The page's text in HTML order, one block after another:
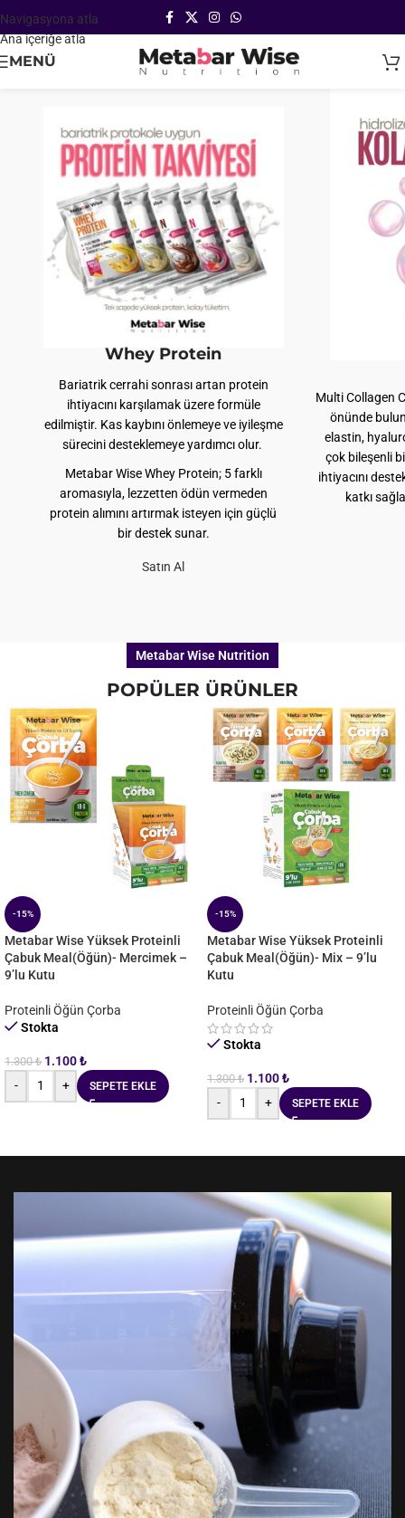
Navigasyona atla
Ana içeriğe atla
MENÜ
Whey Protein
Bariatrik cerrahi sonrası artan protein
ihtiyacını karşılamak üzere formüle
edilmiştir. Kas kaybını önlemeye ve iyileşme
sürecini desteklemeye yardımcı olur.
Metabar Wise Whey Protein; 5 farklı
aromasıyla, lezzetten ödün vermeden
protein alımını artırmak isteyen için güçlü
bir destek sunar.
Satın Al
Multi Collagen
önünde
elastin,
çok bileşenli
ihtiyacını
katkı
Metabar Wise Nutrition
POPÜLER ÜRÜNLER
-15%
Metabar Wise Yüksek Proteinli
Çabuk Meal(Öğün)- Mercimek –
9’lu Kutu
Proteinli Öğün Çorba
Stokta
1.300₺ 1.100₺
-
+ SEPETE EKLE
-15%
Metabar Wise Yüksek Proteinli
Çabuk Meal(Öğün)- Mix – 9’lu
Kutu
Proteinli Öğün Çorba
Stokta
1.300₺ 1.100₺
-
+ SEPETE EKLE